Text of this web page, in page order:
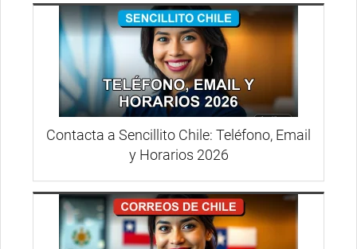
Contacta a Sencillito Chile: Teléfono, Email
y Horarios 2026